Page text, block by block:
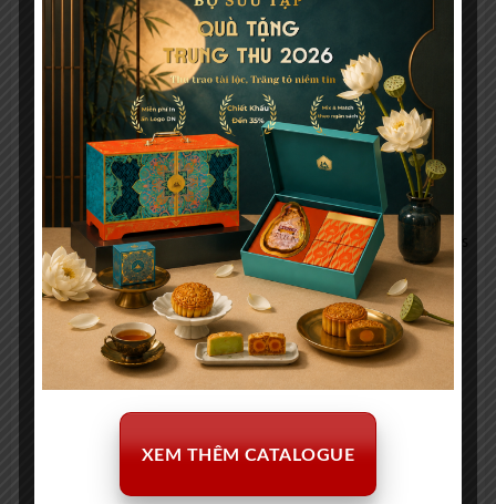
Havana Club Anejo 7 Anos
750ml
1.130.000₫
Bacardi Anejo Cuatro 4 years
700ml
1.150.000₫
XEM THÊM CATALOGUE